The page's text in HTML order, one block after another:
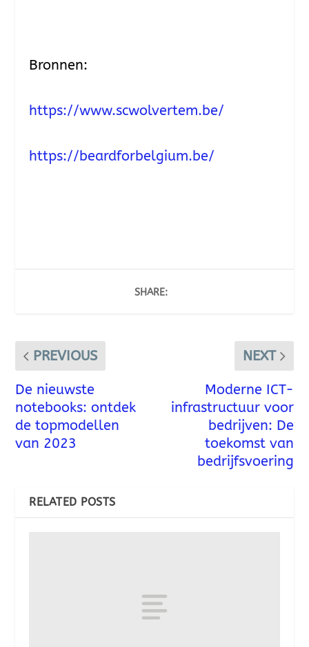
Bronnen:
https://www.scwolvertem.be/
https://beardforbelgium.be/
SHARE:
PREVIOUS
De nieuwste
notebooks: ontdek
de topmodellen
van 2023
NEXT
Moderne ICT-
infrastructuur voor
bedrijven: De
toekomst van
bedrijfsvoering
RELATED POSTS